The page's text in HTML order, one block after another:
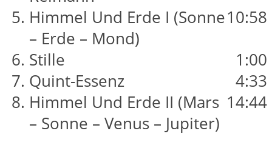
10:58
Himmel Und Erde I (Sonne
– Erde – Mond)
1:00
Stille
4:33
Quint-Essenz
14:44
Himmel Und Erde II (Mars
– Sonne – Venus – Jupiter)